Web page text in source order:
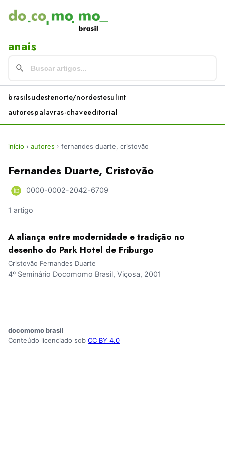
anais
brasilsudestenorte/nordestesulint
autorespalavras-chaveeditorial
início › autores › fernandes duarte, cristovão
Fernandes Duarte, Cristovão
0000-0002-2042-6709
1 artigo
A aliança entre modernidade e tradição no
desenho do Park Hotel de Friburgo
Cristovão Fernandes Duarte
4º Seminário Docomomo Brasil, Viçosa, 2001
docomomo brasil
Conteúdo licenciado sob CC BY 4.0